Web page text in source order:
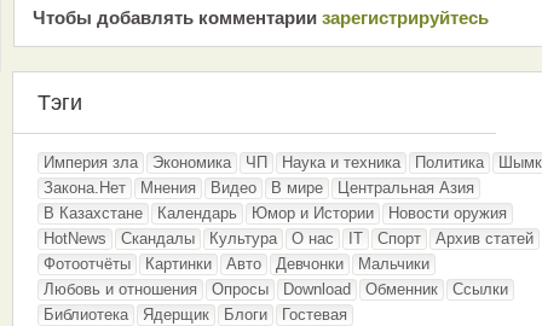
Чтобы добавлять комментарии зарeгиcтрирyйтeсь
Тэги
Империя зла Экономика ЧП Наука и техника Политика
Закона.Нет
Мнения Видео В мире
Центральная Азия
В Казахстане
Календарь Юмор и Истории
Новости оружия
HotNews
Скандалы Культура О нас IT Спорт
Архив статей
Фотоотчёты
Картинки Авто Девчонки
Мальчики
Любовь и отношения
Опросы Download Обменник
Ссылки
Библиотека
Ядерщик Блоги Гостевая